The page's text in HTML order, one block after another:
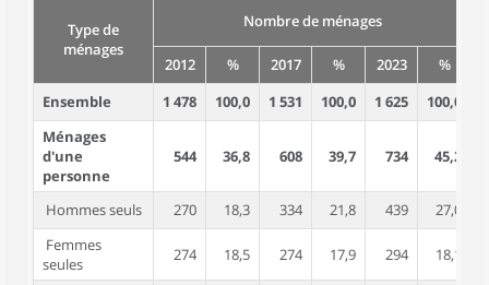
Type de
ménages
Nombre de ménages
2012 % 2017 % 2023 %
Ensemble
1 478 100,0 1 531 100,0 1 625 100,0
Ménages
d'une
personne
544 36,8 608 39,7 734 45,2
Hommes seuls 270 18,3 334 21,8 439
27,0
Femmes
seules
274 18,5 274 17,9 294 18,1